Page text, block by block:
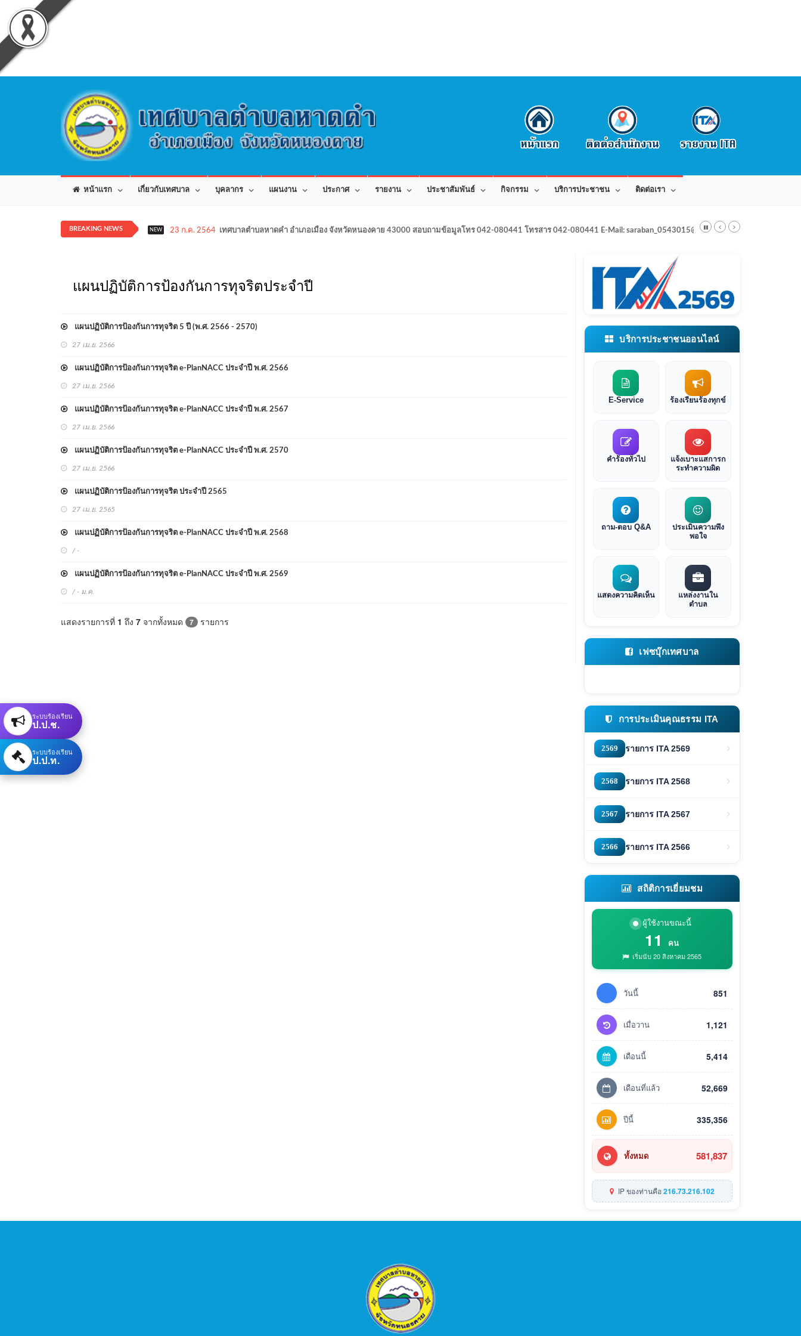
หน้าแรก เกี่ยวกับเทศบาล บุคลากร แผนงาน ประกาศ รายงาน ประชาสัมพันธ์ กิจกรรม บริการประชาชน ติดต่อเรา
BREAKING NEWS NEW 23 ก.ค. 2564 เทศบาลตำบลหาดคำ อำเภอเมือง จังหวัดหนองคาย 43000 สอบถามข้อมูลโทร 042-080441 โทรสาร 042-080441 E-Mail: saraban_0543015@dla.go.th
แผนปฏิบัติการป้องกันการทุจริตประจำปี
แผนปฏิบัติการป้องกันการทุจริต 5 ปี (พ.ศ. 2566 - 2570)
27 เม.ย. 2566
แผนปฏิบัติการป้องกันการทุจริต e-PlanNACC ประจำปี พ.ศ. 2566
27 เม.ย. 2566
แผนปฏิบัติการป้องกันการทุจริต e-PlanNACC ประจำปี พ.ศ. 2567
27 เม.ย. 2566
แผนปฏิบัติการป้องกันการทุจริต e-PlanNACC ประจำปี พ.ศ. 2570
27 เม.ย. 2566
แผนปฏิบัติการป้องกันการทุจริต ประจำปี 2565
27 เม.ย. 2565
แผนปฏิบัติการป้องกันการทุจริต e-PlanNACC ประจำปี พ.ศ. 2568
/ -
แผนปฏิบัติการป้องกันการทุจริต e-PlanNACC ประจำปี พ.ศ. 2569
/ - ม.ค.
แสดงรายการที่ 1 ถึง 7 จากทั้งหมด 7 รายการ
บริการประชาชนออนไลน์
E-Service ร้องเรียนร้องทุกข์
คำร้องทั่วไป
แจ้งเบาะแสการก
ระทำความผิด
ถาม-ตอบ Q&A
ประเมินความพึง
พอใจ
แสดงความคิดเห็น
แหล่งงานใน
ตำบล
เฟซบุ๊กเทศบาล
การประเมินคุณธรรม ITA
2569 รายการ ITA 2569
2568 รายการ ITA 2568
2567 รายการ ITA 2567
2566 รายการ ITA 2566
สถิติการเยี่ยมชม
ผู้ใช้งานขณะนี้
11 คน
เริ่มนับ 20 สิงหาคม 2565
วันนี้ 851
เมื่อวาน 1,121
เดือนนี้ 5,414
เดือนที่แล้ว 52,669
ปีนี้ 335,356
ทั้งหมด 581,837
IP ของท่านคือ216.73.216.102
ระบบร้องเรียน
ป.ป.ช.
ระบบร้องเรียน
ป.ป.ท.